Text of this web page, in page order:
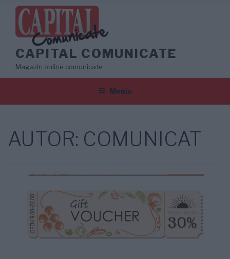
conținut
CAPITAL COMUNICATE
Magazin online comunicate
Meniu
AUTOR: COMUNICAT